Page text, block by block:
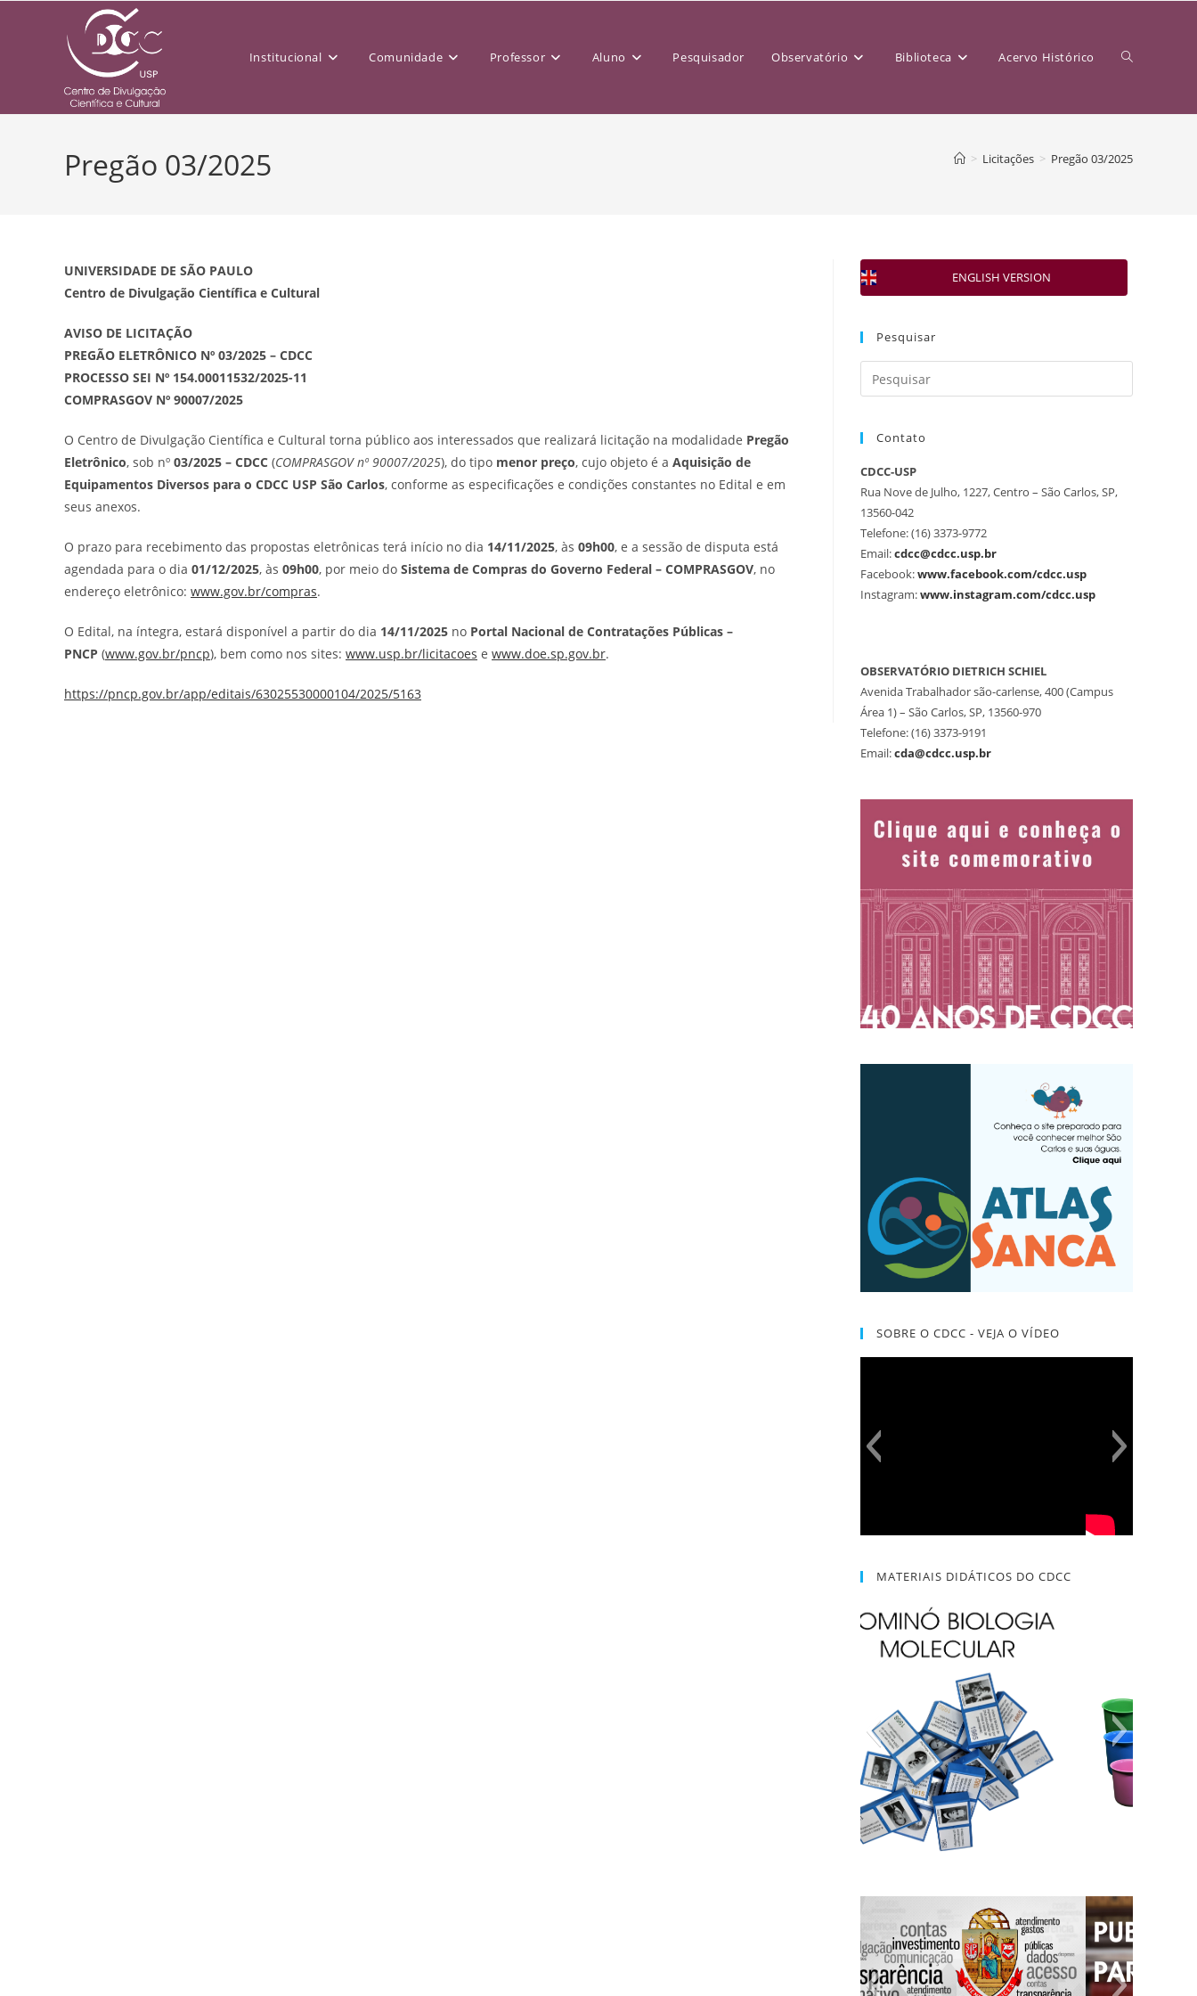
Institucional Comunidade Professor Aluno Pesquisador Observatório Biblioteca Acervo Histórico
Pregão 03/2025 > Licitações > Pregão 03/2025
UNIVERSIDADE DE SÃO PAULO
Centro de Divulgação Científica e Cultural
AVISO DE LICITAÇÃO
PREGÃO ELETRÔNICO Nº 03/2025 – CDCC
PROCESSO SEI Nº 154.00011532/2025-11
COMPRASGOV Nº 90007/2025
O Centro de Divulgação Científica e Cultural torna público aos interessados que realizará licitação na modalidade Pregão
Eletrônico, sob nº 03/2025 – CDCC (COMPRASGOV nº 90007/2025), do tipo menor preço, cujo objeto é a Aquisição de
Equipamentos Diversos para o CDCC USP São Carlos, conforme as especificações e condições constantes no Edital e em
seus anexos.
O prazo para recebimento das propostas eletrônicas terá início no dia 14/11/2025, às 09h00, e a sessão de disputa está
agendada para o dia 01/12/2025, às 09h00, por meio do Sistema de Compras do Governo Federal – COMPRASGOV, no
endereço eletrônico: www.gov.br/compras.
O Edital, na íntegra, estará disponível a partir do dia 14/11/2025 no Portal Nacional de Contratações Públicas –
PNCP (www.gov.br/pncp), bem como nos sites: www.usp.br/licitacoes e www.doe.sp.gov.br.
https://pncp.gov.br/app/editais/63025530000104/2025/5163
ENGLISH VERSION
Pesquisar
Contato
CDCC-USP
Rua Nove de Julho, 1227, Centro – São Carlos, SP,
13560-042
Telefone: (16) 3373-9772
Email:cdcc@cdcc.usp.br
Facebook:www.facebook.com/cdcc.usp
Instagram:www.instagram.com/cdcc.usp
OBSERVATÓRIO DIETRICH SCHIEL
Avenida Trabalhador são-carlense, 400 (Campus
Área 1) – São Carlos, SP, 13560-970
Telefone: (16) 3373-9191
Email:cda@cdcc.usp.br
SOBRE O CDCC - VEJA O VÍDEO
MATERIAIS DIDÁTICOS DO CDCC